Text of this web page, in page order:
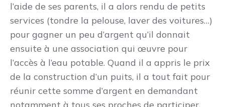
l’aide de ses parents, il a alors rendu de petits
services (tondre la pelouse, laver des voitures…)
pour gagner un peu d’argent qu’il donnait
ensuite à une association qui œuvre pour
l’accès à l’eau potable. Quand il a appris le prix
de la construction d’un puits, il a tout fait pour
réunir cette somme d’argent en demandant